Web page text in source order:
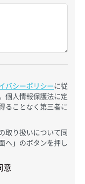
バシーポリシーに従
個人情報保護法に定
ることなく第三者に
取り扱いについて同
へ」のボタンを押し
意